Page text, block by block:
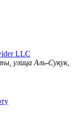
LLC
улица Аль-Сукук,